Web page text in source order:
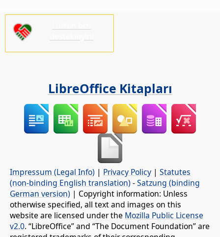
LibreOffice Kitapları
Impressum (Legal Info) | Privacy Policy | Statutes
(non-binding English translation) -Satzung (binding
German version) | Copyright information: Unless
otherwise specified, all text and images on this
website are licensed under the Mozilla Public License
v2.0. “LibreOffice” and “The Document Foundation” are